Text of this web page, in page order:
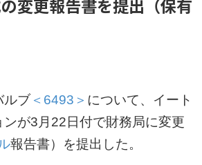
変更報告書を提出（保有
ルブ ＜6493＞ について、イート
ンが3月22日付で財務局に変更
報告書）を提出した。